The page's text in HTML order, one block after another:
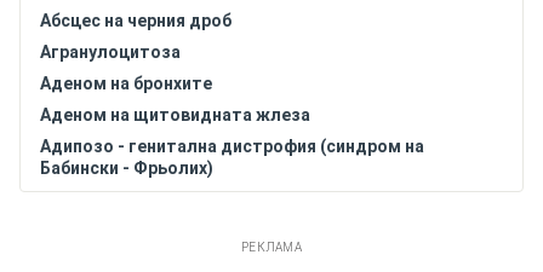
азотемия
азотемия - бързонарастваща
азотемия - в началото липсва или леко изразена
азотемия - неотклонно нарастваща
азотемия - преходна
АКГ - абнормна вълна А, покачване на
късносистоличната гърбица
Абсцес на черния дроб
Агранулоцитоза
Аденом на бронхите
Аденом на щитовидната жлеза
Адипозо - генитална дистрофия (синдром на
Бабински - Фрьолих)
РЕКЛАМА